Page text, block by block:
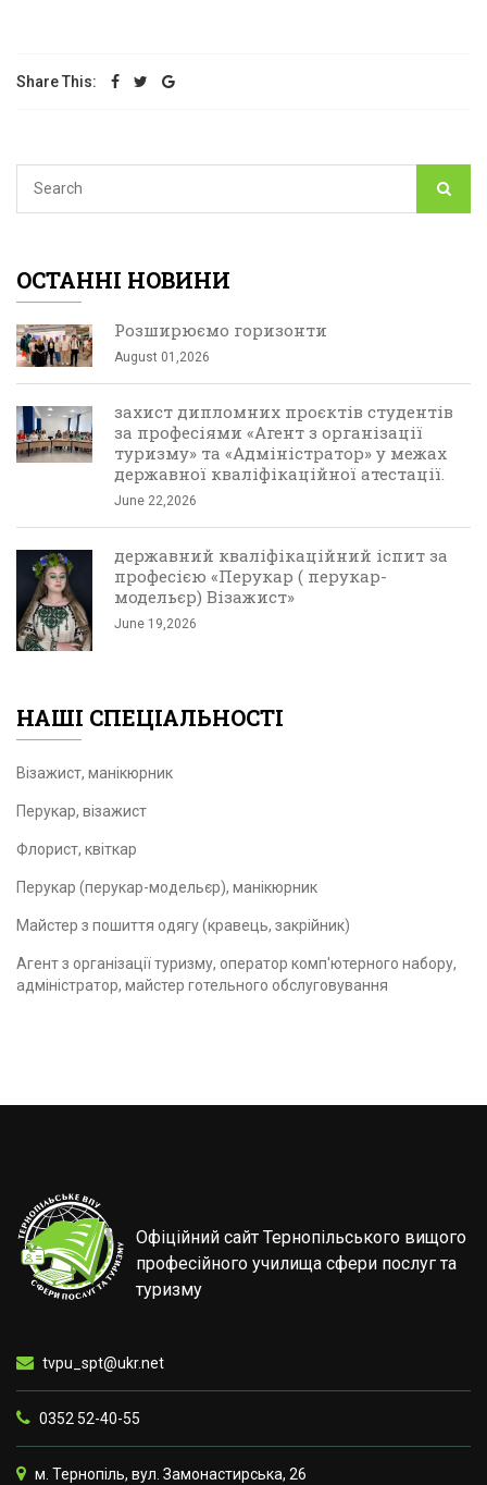
Share This:
ОСТАННІ НОВИНИ
Розширюємо горизонти
August 01,2026
захист дипломних проєктів студентів
за професіями «Агент з організації
туризму» та «Адміністратор» у межах
державної кваліфікаційної атестації.
June 22,2026
державний кваліфікаційний іспит за
професією «Перукар ( перукар-
модельєр) Візажист»
June 19,2026
НАШІ СПЕЦІАЛЬНОСТІ
Візажист, манікюрник
Перукар, візажист
Флорист, квіткар
Перукар (перукар-модельєр), манікюрник
Майстер з пошиття одягу (кравець, закрійник)
Агент з організації туризму, оператор комп'ютерного набору,
адміністратор, майстер готельного обслуговування
Офіційний сайт Тернопільського вищого
професійного училища сфери послуг та
туризму
tvpu_spt@ukr.net
0352 52-40-55
м. Тернопіль, вул. Замонастирська, 26